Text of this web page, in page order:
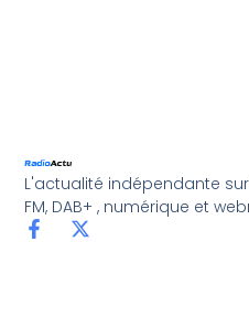
L'actualité indépendante
FM, DAB+ , numérique et